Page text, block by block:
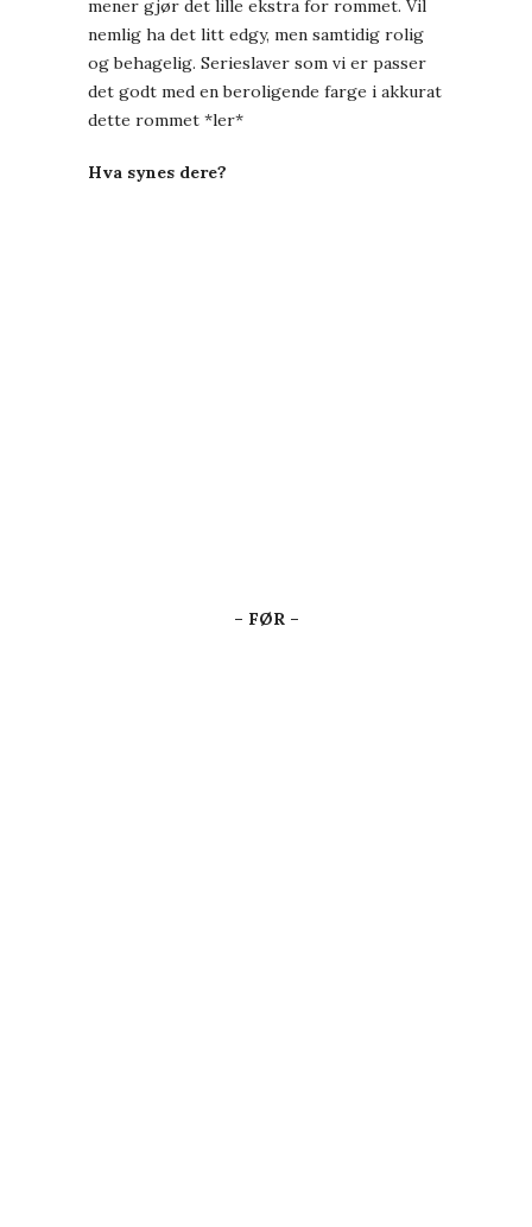
mener gjør det lille ekstra for rommet. Vil
nemlig ha det litt edgy, men samtidig rolig
og behagelig. Serieslaver som vi er passer
det godt med en beroligende farge i akkurat
dette rommet *ler*
Hva synes dere?
– FØR –